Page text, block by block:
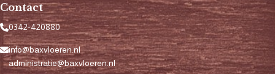
Contact
0342-420880
info@baxvloeren.nl
administratie@baxvloeren.nl